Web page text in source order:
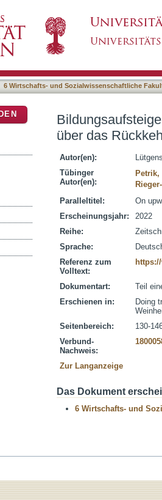
6 Wirtschafts- und Sozialwissenschaftliche
über das
Autor(en):
Tübinger
Autor(en):
Petrik,
Paralleltitel:
On
Erscheinungsjahr:
2022
Reihe:
Sprache:
Referenz zum
Volltext:
Dokumentart:
Teil
Erschienen in:
Doing
Seitenbereich:
130-
Verbund-
Nachweis:
Zur Langanzeige
Das Dokument
6 Wirtschafts- und